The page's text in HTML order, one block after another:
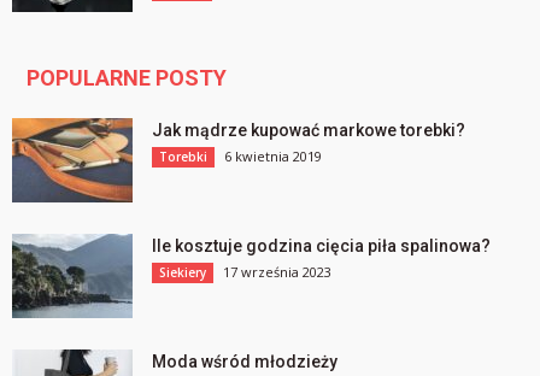
POPULARNE POSTY
Jak mądrze kupować markowe torebki?
Torebki 6 kwietnia 2019
Ile kosztuje godzina cięcia piła spalinowa?
Siekiery 17 września 2023
Moda wśród młodzieży